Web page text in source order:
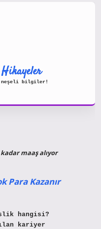
neşeli bilgiler!
maaş alıyor
Para Kazanır
hangisi?
kariyer